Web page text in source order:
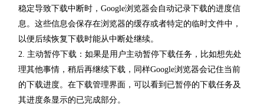
稳定导致下载中断时，Google浏览器会自动记录下载的进度信
息。这些信息会保存在浏览器的缓存或者特定的临时文件中，
以便后续恢复下载时能从中断处继续。
2. 主动暂停下载：如果是用户主动暂停下载任务，比如想先处
理其他事情，稍后再继续下载，同样Google浏览器会记住当前
的下载进度。在下载管理界面，可以看到已暂停的下载任务及
其进度条显示的已完成部分。